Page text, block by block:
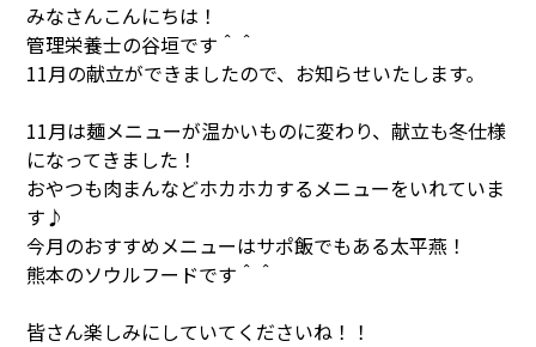
みなさんこんにちは！
管理栄養士の谷垣です＾＾
11月の献立ができましたので、お知らせいたします。
11月は麺メニューが温かいものに変わり、献立も冬仕様
になってきました！
おやつも肉まんなどホカホカするメニューをいれていま
す♪
今月のおすすめメニューはサポ飯でもある太平燕！
熊本のソウルフードです＾＾
皆さん楽しみにしていてくださいね！！